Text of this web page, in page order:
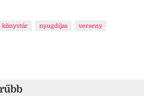
könyvtár nyugdíjas verseny